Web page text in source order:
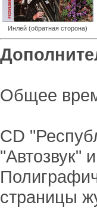
Инлей (обратная сторона)
Общее
CD
"Автозвук"
страницы